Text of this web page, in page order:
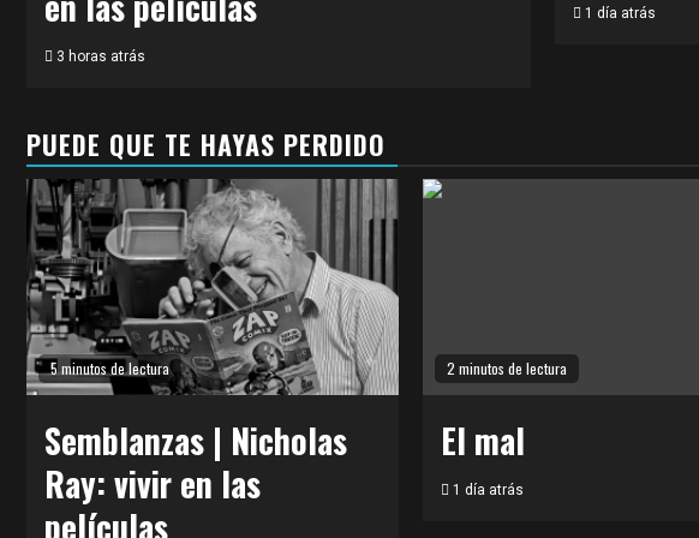
3 horas atrás
1 día atrás
PUEDE QUE TE HAYAS PERDIDO
5 minutos de lectura
Semblanzas | Nicholas
Ray: vivir en las
películas
2 minutos de lectura
El mal
1 día atrás